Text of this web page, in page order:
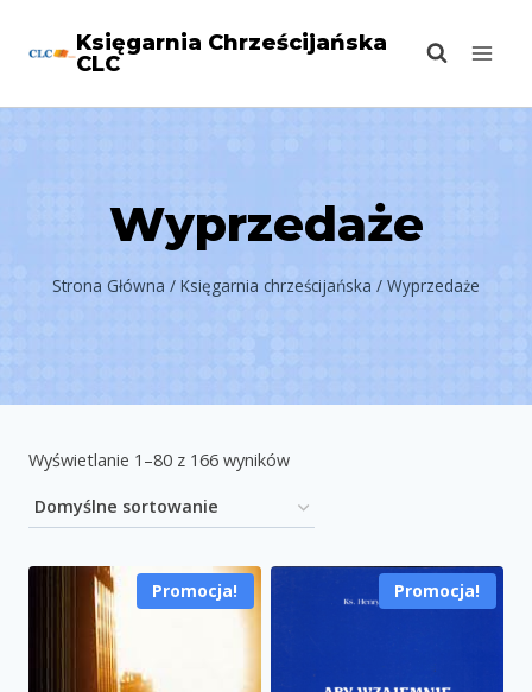
Księgarnia Chrześcijańska
CLC
Wyprzedaże
Strona Główna / Księgarnia chrześcijańska / Wyprzedaże
Wyświetlanie 1–80 z 166 wyników
Promocja! Promocja!